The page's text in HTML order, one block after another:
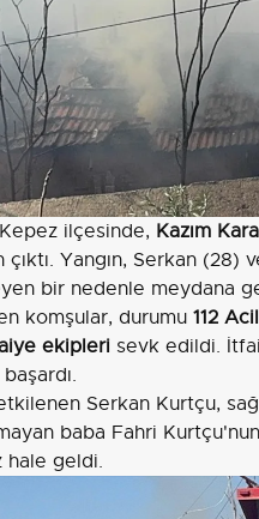
ilçesinde, Kazım
çıktı. Yangın, Serkan
bir nedenle meydana
komşular, durumu 112
ekipleri sevk edildi.
Serkan Kurtçu,
baba Fahri
hale geldi.